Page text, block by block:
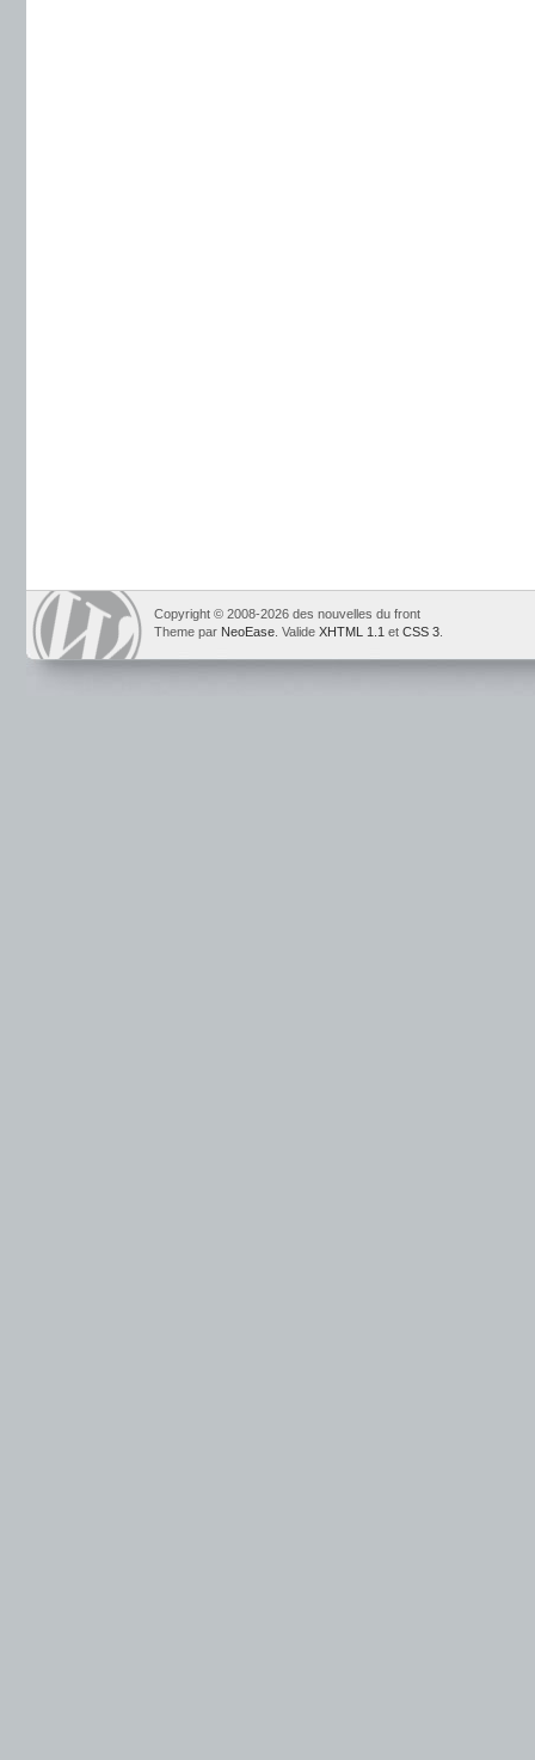
Copyright © 2008-2026 des nouvelles du front
Theme par NeoEase . Valide XHTML 1.1 et CSS 3